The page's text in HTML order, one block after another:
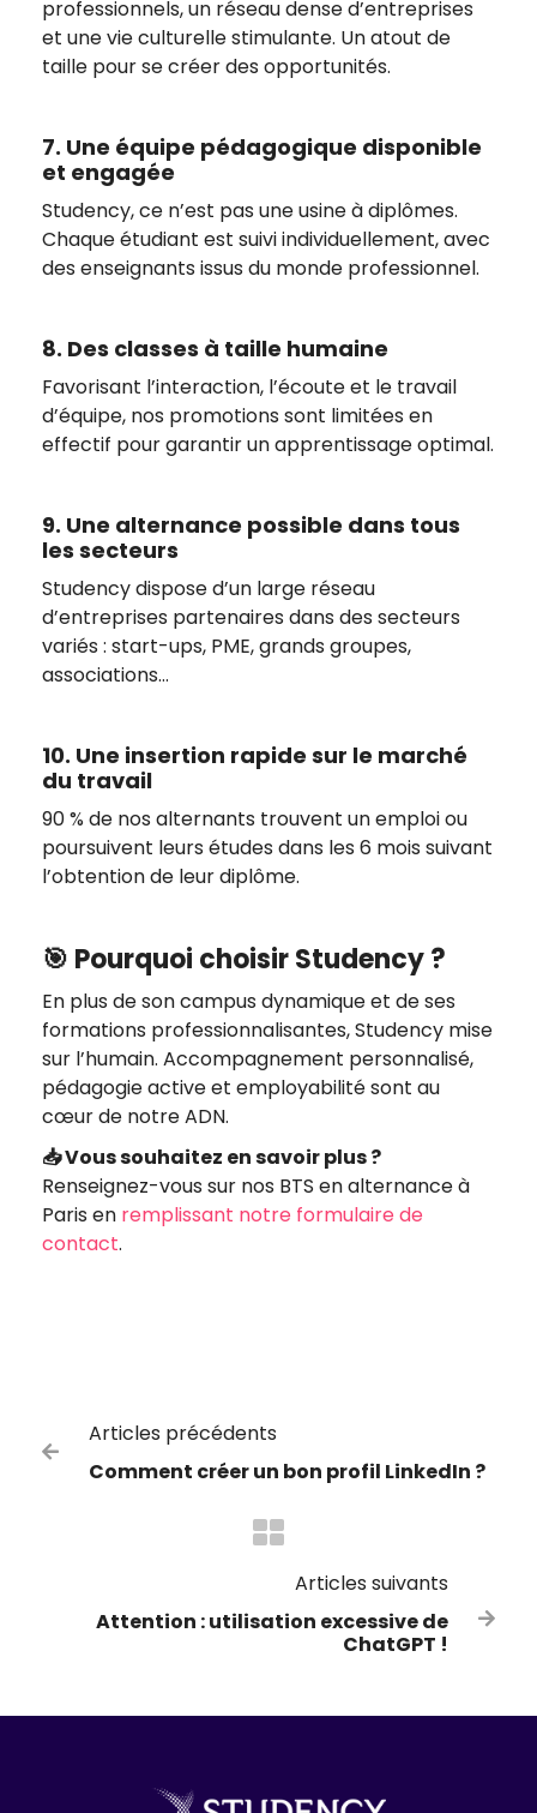
professionnels, un réseau dense d’entreprises
et une vie culturelle stimulante. Un atout de
taille pour se créer des opportunités.
7. Une équipe pédagogique disponible
et engagée
Studency, ce n’est pas une usine à diplômes.
Chaque étudiant est suivi individuellement, avec
des enseignants issus du monde professionnel.
8. Des classes à taille humaine
Favorisant l’interaction, l’écoute et le travail
d’équipe, nos promotions sont limitées en
effectif pour garantir un apprentissage optimal.
9. Une alternance possible dans tous
les secteurs
Studency dispose d’un large réseau
d’entreprises partenaires dans des secteurs
variés : start-ups, PME, grands groupes,
associations…
10. Une insertion rapide sur le marché
du travail
90 % de nos alternants trouvent un emploi ou
poursuivent leurs études dans les 6 mois suivant
l’obtention de leur diplôme.
🎯 Pourquoi choisir Studency ?
En plus de son campus dynamique et de ses
formations professionnalisantes, Studency mise
sur l’humain. Accompagnement personnalisé,
pédagogie active et employabilité sont au
cœur de notre ADN.
📥 Vous souhaitez en savoir plus ?
Renseignez-vous sur nos BTS en alternance à
Paris en remplissant notre formulaire de
contact.

Articles précédents
Comment créer un bon profil LinkedIn ?
Articles suivants
Attention : utilisation excessive de
ChatGPT !
